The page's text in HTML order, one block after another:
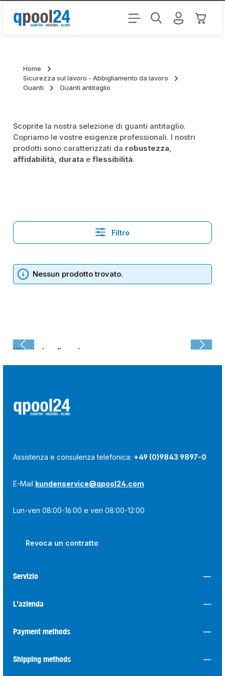
Passa al contenuto principale Il
Home
Sicurezza sul lavoro - Abbigliamento da lavoro
Guanti
Guanti antitaglio
Scoprite la nostra selezione di guanti antitaglio.
Copriamo le vostre esigenze professionali. I nostri
prodotti sono caratterizzati da robustezza,
affidabilità, durata eflessibilità.
Filtro
Nessun prodotto trovato.
Ultima visualizzazione:
Assistenza e consulenza telefonica: +49 (0)9843 9897-0
E-Mail kundenservice@qpool24.com
Lun-ven 08:00-16:00 e ven 08:00-12:00
Revoca un contratto
Servizio
L'azienda
Payment methods
Shipping methods